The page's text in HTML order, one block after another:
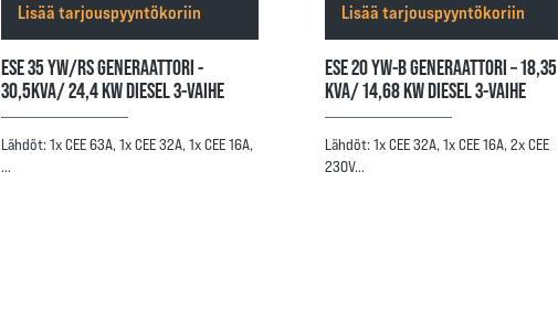
ESE 35 YW/RS GENERAATTORI -
30,5KVA/ 24,4 KW DIESEL 3-VAIHE
Lähdöt: 1x CEE 63A, 1x CEE 32A, 1x CEE 16A,
…
Lisää tarjouspyyntökoriin
ESE 20 YW-B GENERAATTORI – 18,35
KVA/ 14,68 KW DIESEL 3-VAIHE
Lähdöt: 1x CEE 32A, 1x CEE 16A, 2x CEE
230V…
Lisää tarjouspyyntökoriin